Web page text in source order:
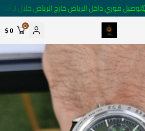
توصيل فوري داخل الرياض خارج الرياض خلال 3 أيام 🚚
متجر ساعات رومانس
0
0 $